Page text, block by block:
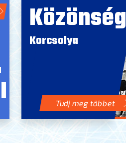
Közönség
Korcsolya
Tudj meg többet